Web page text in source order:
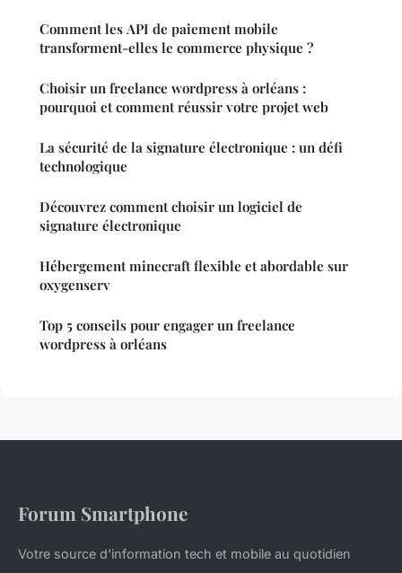
Comment les API de paiement mobile
transforment-elles le commerce physique ?
Choisir un freelance wordpress à orléans :
pourquoi et comment réussir votre projet web
La sécurité de la signature électronique : un défi
technologique
Découvrez comment choisir un logiciel de
signature électronique
Hébergement minecraft flexible et abordable sur
oxygenserv
Top 5 conseils pour engager un freelance
wordpress à orléans
Forum Smartphone
Votre source d'information tech et mobile au quotidien